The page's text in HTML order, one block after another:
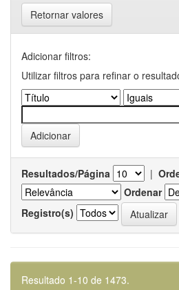
Retornar valores
Adicionar filtros:
Utilizar filtros para refinar o
Resultados/Página |
Ordenar
Registro(s)
Resultado 1-10 de 1473.